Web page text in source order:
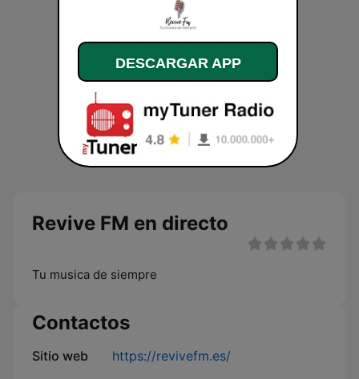
Revive FM en directo
Tu musica de siempre
Contactos
Sitio web https://revivefm.es/
DESCARGAR APP